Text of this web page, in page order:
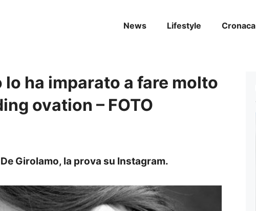
News Lifestyle Cronaca
lo ha imparato a fare molto
ovation – FOTO
Girolamo, la prova su Instagram.